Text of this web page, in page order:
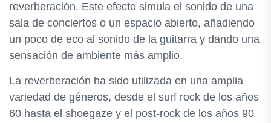
reverberación. Este efecto simula el sonido de una
sala de conciertos o un espacio abierto, añadiendo
un poco de eco al sonido de la guitarra y dando una
sensación de ambiente más amplio.
La reverberación ha sido utilizada en una amplia
variedad de géneros, desde el surf rock de los años
60 hasta el shoegaze y el post-rock de los años 90